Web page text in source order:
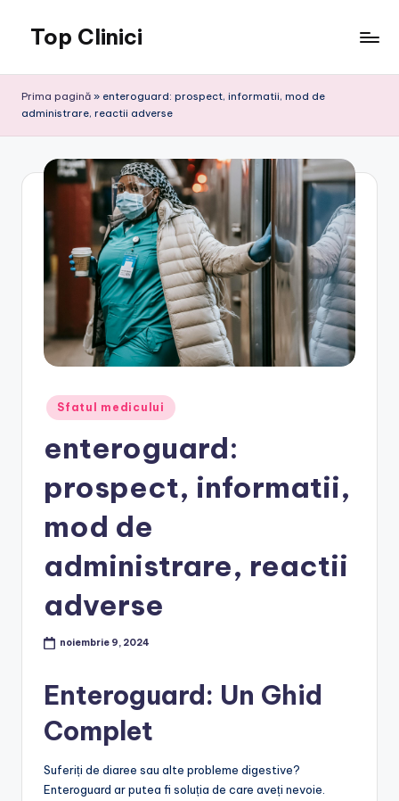
content
Top Clinici
Prima pagină » enteroguard: prospect, informatii, mod de
administrare, reactii adverse
Posted
in
Sfatul medicului
enteroguard:
prospect, informatii,
mod de
administrare, reactii
adverse
noiembrie 9, 2024
Enteroguard: Un Ghid
Complet
Suferiți de diaree sau alte probleme digestive?
Enteroguard ar putea fi soluția de care aveți nevoie.